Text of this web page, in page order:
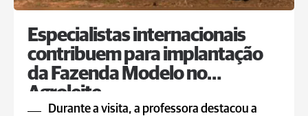
Especialistas internacionais
contribuem para implantação
da Fazenda Modelo no
Agroleite
Durante a visita, a professora destacou a